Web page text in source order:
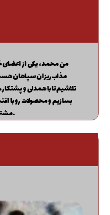
من محمد، یکی از اعضای
مذاب‌ریزان سپاهان
تلاشیم تا با همدلی و
بسازیم و محصولات رو با
مشتری برسونیم.